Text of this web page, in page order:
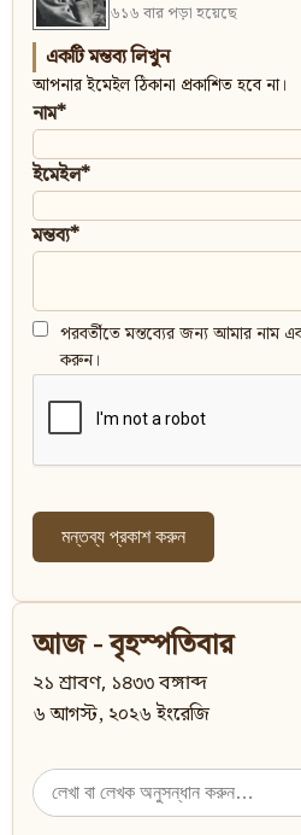
৬১৬ বার পড়া হয়েছে
একটি মন্তব্য লিখুন
আপনার ইমেইল ঠিকানা প্রকাশিত হবে না।
নাম*
ইমেইল*
মন্তব্য*
পরবর্তীতে মন্তব্যের জন্য আমার নাম
করুন।
আজ - বৃহস্পতিবার
২১ শ্রাবণ, ১৪৩৩ বঙ্গাব্দ
৬ আগস্ট, ২০২৬ ইংরেজি
Search
for: